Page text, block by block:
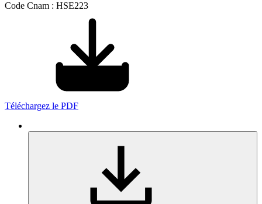
Code Cnam : HSE223
Téléchargez le PDF